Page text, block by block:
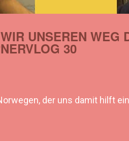
UNSEREN WEG
30
der uns damit hilft